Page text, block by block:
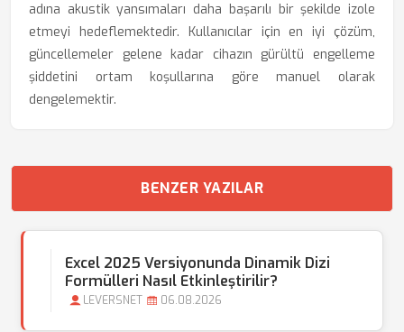
adına akustik yansımaları daha başarılı bir şekilde izole
etmeyi hedeflemektedir. Kullanıcılar için en iyi çözüm,
güncellemeler gelene kadar cihazın gürültü engelleme
şiddetini ortam koşullarına göre manuel olarak
dengelemektir.
BENZER YAZILAR
Excel 2025 Versiyonunda Dinamik Dizi
Formülleri Nasıl Etkinleştirilir?
LEVERSNET 06.08.2026